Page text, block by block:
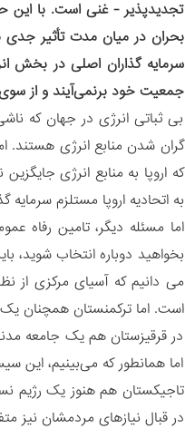
تجدیدپذیر - غنی است. با این
بحران در میان مدت تأثیر جدی
سرمایه گذاران اصلی در بخش
جمعیت خود برنمی‌آیند و از سوی
بی ثباتی انرژی در جهان که
گران شدن منابع انرژی هستند.
که اروپا به منابع انرژی
به اتحادیه اروپا مستلزم
اما مسئله دیگر، تامین رفاه
بخواهید دوباره انتخاب شوید،
می دانیم که آسیای مرکزی از
است. اما ترکمنستان همچنان
در قرقیزستان هم یک جامعه
اما همانطور که می‌بینیم، این
تاجیکستان هم هنوز یک رژیم
در قبال نیازهای مردمشان نیز